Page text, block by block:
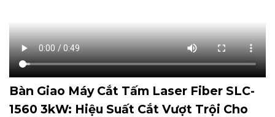
Bàn Giao Máy Cắt Tấm Laser Fiber SLC-
1560 3kW: Hiệu Suất Cắt Vượt Trội Cho